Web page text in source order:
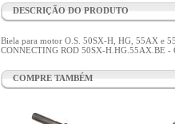
DESCRIÇÃO DO PRODUTO
Biela para motor O.S. 50SX-H, HG, 55AX e
CONNECTING ROD 50SX-H.HG.55AX.BE -
COMPRE TAMBÉM